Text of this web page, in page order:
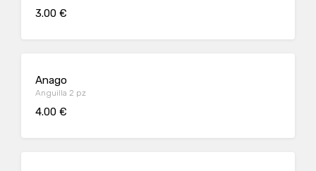
3.00 €
Anago
Anguilla 2 pz
4.00 €